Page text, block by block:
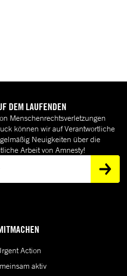
Action
aktiv
DEM LAUFENDEN
Menschenrechtsverletzungen
können wir auf Verantwortliche
Neuigkeiten über die
Arbeit von Amnesty!